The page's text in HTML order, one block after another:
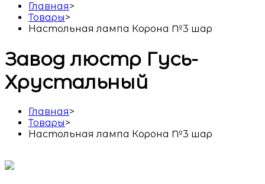
Главная>
Товары>
Настольная лампа Корона №3 шар
Завод люстр Гусь-
Хрустальный
Главная>
Товары>
Настольная лампа Корона №3 шар